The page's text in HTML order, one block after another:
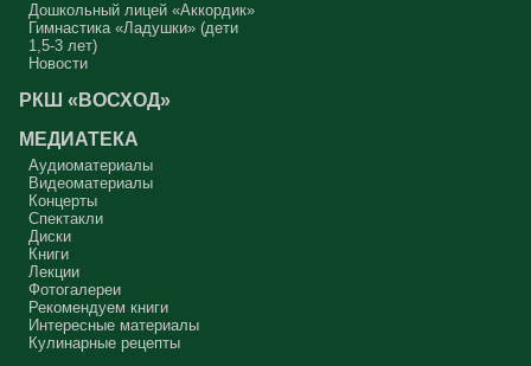
Дошкольный лицей «Аккордик»
Гимнастика «Ладушки» (дети
1,5-3 лет)
Новости
РКШ «ВОСХОД»
МЕДИАТЕКА
Аудиоматериалы
Видеоматериалы
Концерты
Спектакли
Диски
Книги
Лекции
Фотогалереи
Рекомендуем книги
Интересные материалы
Кулинарные рецепты